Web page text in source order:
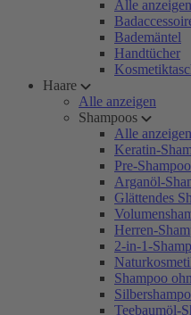
Alle anzeigen
Bademäntel
Handtücher
Haare
Alle anzeigen
Shampoos
Alle anzeigen
Keratin-
Pre-Shampoo
Arganöl-
Glättendes
Herren-
2-in-1-
Shampoo
Teebaumöl-